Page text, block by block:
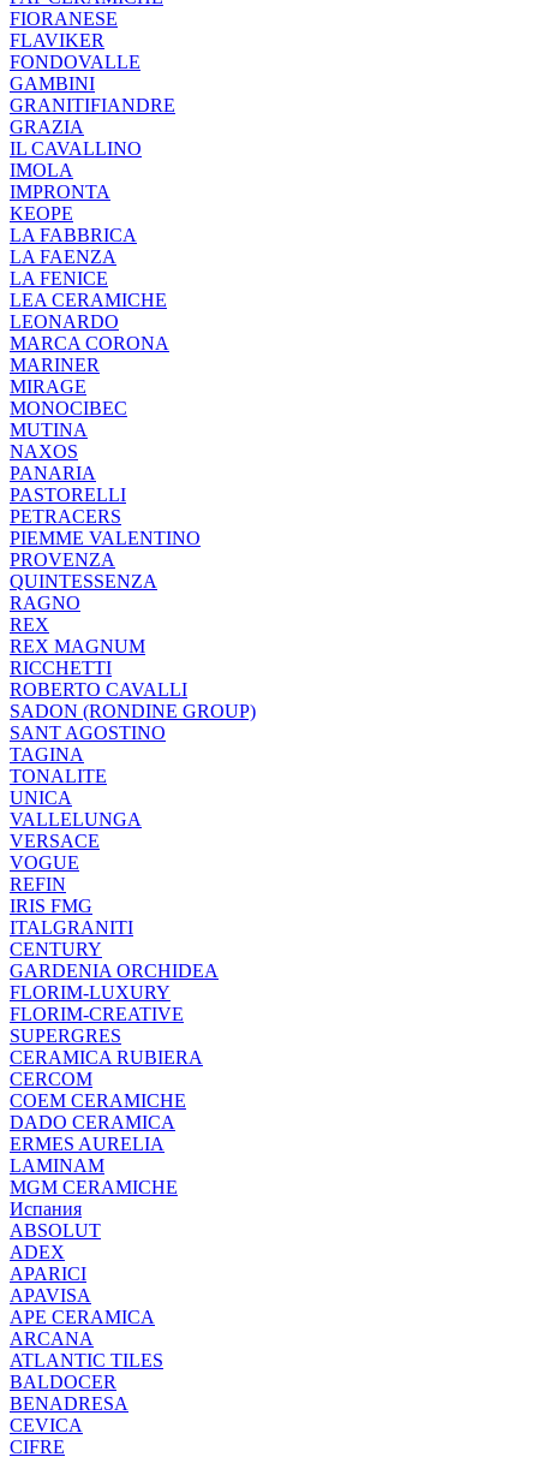
FIORANESE
FLAVIKER
FONDOVALLE
GAMBINI
GRANITIFIANDRE
GRAZIA
IL CAVALLINO
IMOLA
IMPRONTA
KEOPE
LA FABBRICA
LA FAENZA
LA FENICE
LEA CERAMICHE
LEONARDO
MARCA CORONA
MARINER
MIRAGE
MONOCIBEC
MUTINA
NAXOS
PANARIA
PASTORELLI
PETRACERS
PIEMME VALENTINO
PROVENZA
QUINTESSENZA
RAGNO
REX
REX MAGNUM
RICCHETTI
ROBERTO CAVALLI
SADON (RONDINE GROUP)
SANT AGOSTINO
TAGINA
TONALITE
UNICA
VALLELUNGA
VERSACE
VOGUE
REFIN
IRIS FMG
ITALGRANITI
CENTURY
GARDENIA ORCHIDEA
FLORIM-LUXURY
FLORIM-CREATIVE
SUPERGRES
CERAMICA RUBIERA
CERCOM
COEM CERAMICHE
DADO CERAMICA
ERMES AURELIA
LAMINAM
MGM CERAMICHE
Испания
ABSOLUT
ADEX
APARICI
APAVISA
APE CERAMICA
ARCANA
ATLANTIC TILES
BALDOCER
BENADRESA
CEVICA
CIFRE